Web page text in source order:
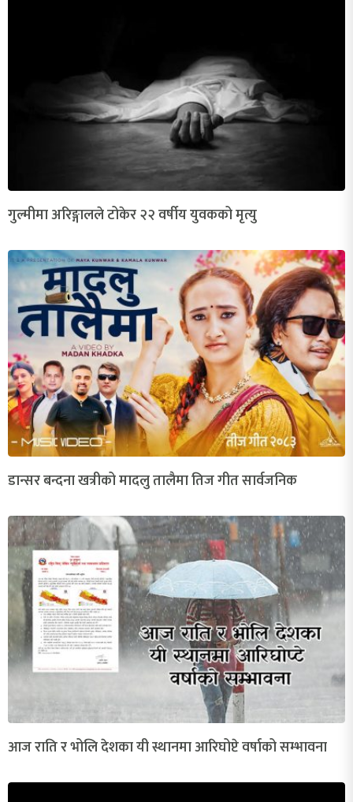
गुल्मीमा अरिङ्गालले टोकेर २२ वर्षीय युवकको मृत्यु
डान्सर बन्दना खत्रीको मादलु तालैमा तिज गीत सार्वजनिक
आज राति र भोलि देशका यी स्थानमा आरिघोप्टे वर्षाको सम्भावना